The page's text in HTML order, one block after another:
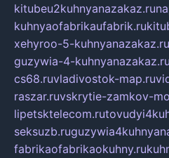
kitubeu2kuhnyanazakaz.ru
kuhnyaofabrikaufabrik.ru
xehyroo-5-kuhnyanazakaz.ru
guzywia-4-kuhnyanazakaz.ru
cs68.ruvladivostok-map.ru
raszar.ruvskrytie-zamkov-
lipetsktelecom.ru
seksuzb.ru
fabrikaofabrikaokuhny.ru